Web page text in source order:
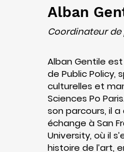
Alban
Coordinateur
Alban Gentile
de Public Policy,
culturelles et
Sciences Po
son parcours, il
échange à San
University, où il
histoire de l’art,